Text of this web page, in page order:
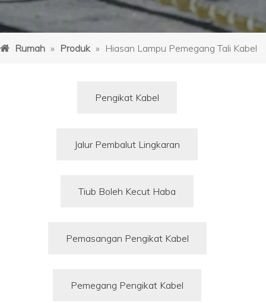
Rumah » Produk » Hiasan Lampu Pemegang Tali Kabel
Pengikat Kabel
Jalur Pembalut Lingkaran
Tiub Boleh Kecut Haba
Pemasangan Pengikat Kabel
Pemegang Pengikat Kabel